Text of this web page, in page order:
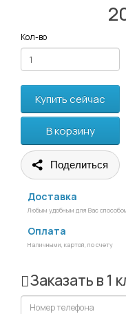
Кол-во
Купить сейчас
В корзину
Поделиться
Доставка
Любым удобным для Вас
Оплата
Наличными, картой, по счету
Заказать в 1